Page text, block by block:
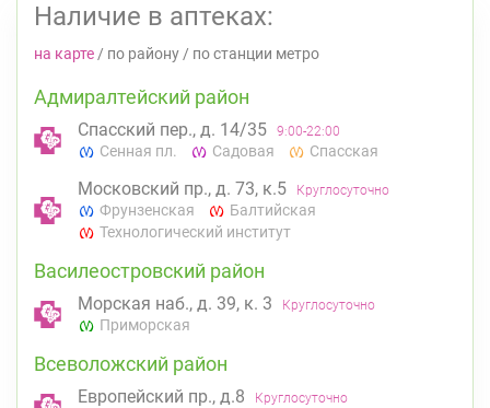
Наличие в аптеках:
на карте / по району / по станции метро
Адмиралтейский район
Спасский пер., д. 14/35 9:00-22:00
Сенная пл. Садовая Спасская
Московский пр., д. 73, к.5 Круглосуточно
Фрунзенская
Балтийская
Технологический институт
Василеостровский район
Морская наб., д. 39, к. 3 Круглосуточно
Приморская
Всеволожский район
Европейский пр., д.8 Круглосуточно